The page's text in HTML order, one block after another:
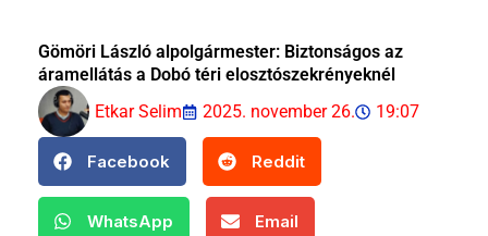
Gömöri László alpolgármester: Biztonságos az
áramellátás a Dobó téri elosztószekrényeknél
Etkar Selim
2025. november 26. 19:07
Facebook Reddit
WhatsApp Email